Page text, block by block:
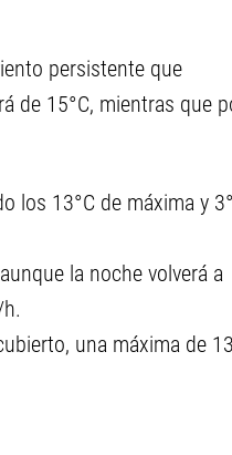
persistente que
de 15°C, mientras que
los 13°C de máxima y
la noche volverá a
una máxima de